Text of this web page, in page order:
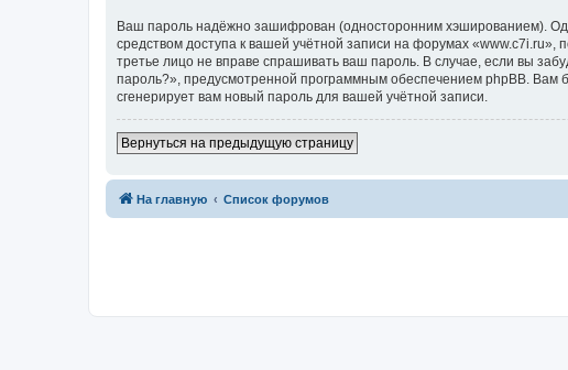
Ваш пароль надёжно зашифрован (односторонним хэшированием).
средством доступа к вашей учётной записи на форумах «www.c7i.ru»,
третье лицо не вправе спрашивать ваш пароль. В случае, если вы
пароль?», предусмотренной программным обеспечением phpBB. Вам
сгенерирует вам новый пароль для вашей учётной записи.
Вернуться на предыдущую страницу
На главную Список форумов